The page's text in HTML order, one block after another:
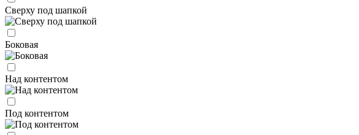
Сверху под шапкой
Боковая
Над контентом
Под контентом